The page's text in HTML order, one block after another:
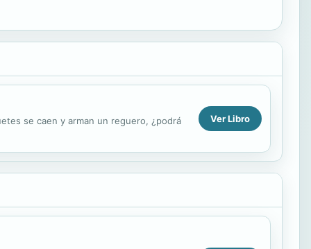
se caen y arman un reguero, ¿podrá Ver Libro